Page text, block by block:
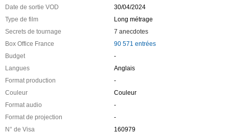
Date de sortie VOD
30/04/2024
Type de film
Long métrage
Secrets de tournage
7 anecdotes
Box Office France
90 571 entrées
Budget
-
Langues
Anglais
Format production
-
Couleur
Couleur
Format audio
-
Format de projection
-
N° de Visa
160979